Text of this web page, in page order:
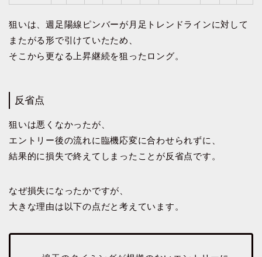
狙いは、週足陽線ピンバーが月足トレンドラインに対して
またがる形で引けていたため、
そこから更なる上昇継続を狙ったロング。
反省点
狙いは悪くなかったが、
エントリー後の流れに臨機応変に合わせられずに、
結果的に損失で終えてしまったことが反省点です。
なぜ損失になったかですが、
大きな理由は以下の点だと考えています。